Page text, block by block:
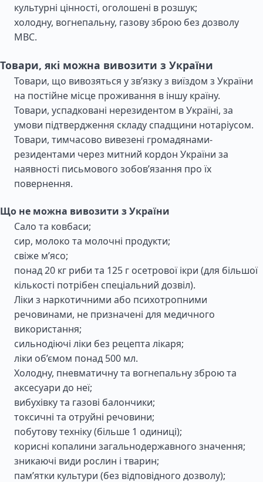
культурні цінності, оголошені в розшук;
холодну, вогнепальну, газову зброю без дозволу
МВС.
Товари, які можна вивозити з України
Товари, що вивозяться у зв’язку з виїздом з України
на постійне місце проживання в іншу країну.
Товари, успадковані нерезидентом в Україні, за
умови підтвердження складу спадщини нотаріусом.
Товари, тимчасово вивезені громадянами-
резидентами через митний кордон України за
наявності письмового зобов’язання про їх
повернення.
Що не можна вивозити з України
Сало та ковбаси;
сир, молоко та молочні продукти;
свіже м’ясо;
понад 20 кг риби та 125 г осетрової ікри (для більшої
кількості потрібен спеціальний дозвіл).
Ліки з наркотичними або психотропними
речовинами, не призначені для медичного
використання;
сильнодіючі ліки без рецепта лікаря;
ліки об’ємом понад 500 мл.
Холодну, пневматичну та вогнепальну зброю та
аксесуари до неї;
вибухівку та газові балончики;
токсичні та отруйні речовини;
побутову техніку (більше 1 одиниці);
корисні копалини загальнодержавного значення;
зникаючі види рослин і тварин;
пам’ятки культури (без відповідного дозволу);